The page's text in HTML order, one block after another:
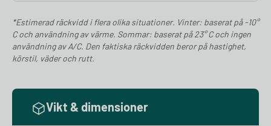
*Estimerad räckvidd i flera olika situationer. Vinter: baserat på -10°
C och användning av värme. Sommar: baserat på 23° C och ingen
användning av A/C. Den faktiska räckvidden beror på hastighet,
körstil, väder och rutt.
Vikt & dimensioner